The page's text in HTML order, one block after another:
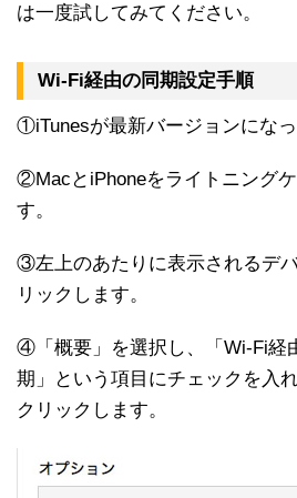
は一度試してみてください。
Wi-Fi経由の同期設定手順
①iTunesが最新バージョンにな
②MacとiPhoneをライトニング
す。
③左上のあたりに表示されるデ
リックします。
④「概要」を選択し、「Wi-Fi経
期」という項目にチェックを入
クリックします。